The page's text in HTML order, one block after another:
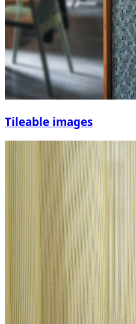
Tileable images